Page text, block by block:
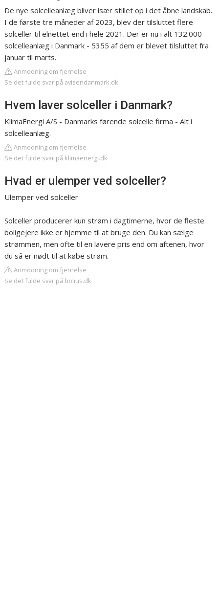
De nye solcelleanlæg bliver især stillet op i det åbne landskab.
I de første tre måneder af 2023, blev der tilsluttet flere
solceller til elnettet end i hele 2021. Der er nu i alt 132.000
solcelleanlæg i Danmark - 5355 af dem er blevet tilsluttet fra
januar til marts.
Anmodning om fjernelse
Se det fulde svar på avisendanmark.dk
Hvem laver solceller i Danmark?
KlimaEnergi A/S - Danmarks førende solcelle firma - Alt i
solcelleanlæg.
Anmodning om fjernelse
Se det fulde svar på klimaenergi.dk
Hvad er ulemper ved solceller?
Ulemper ved solceller
Solceller producerer kun strøm i dagtimerne, hvor de fleste
boligejere ikke er hjemme til at bruge den. Du kan sælge
strømmen, men ofte til en lavere pris end om aftenen, hvor
du så er nødt til at købe strøm.
Anmodning om fjernelse
Se det fulde svar på bolius.dk